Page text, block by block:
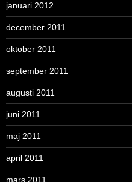
januari 2012
december 2011
oktober 2011
september 2011
augusti 2011
juni 2011
maj 2011
april 2011
mars 2011